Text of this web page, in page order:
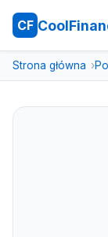
CF
Strona główna